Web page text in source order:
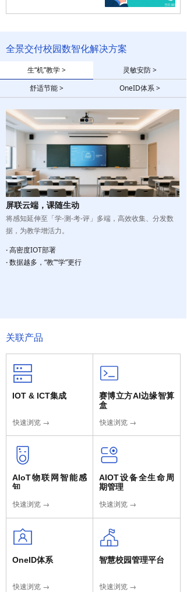
全景交付校园数智化解决方案
生“机”教学 >
灵敏安防 >
舒适节能 >
OneID体系 >
屏联云端，课随生动
将感知延伸至「学-测-考-评」多端，高效收集、分发数
据，为教学增活力。
·高密度IOT部署
·数据越多，“教”“学”更行
关联产品
IOT & ICT集成
快速浏览 → 快速浏览 →
赛博立方AI边缘智算
盒
AIoT物联网智能感
知
快速浏览 → 快速浏览 →
AIOT设备全生命周
期管理
OneID体系
快速浏览 → 快速浏览 →
智慧校园管理平台